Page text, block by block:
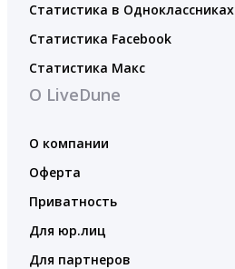
Статистика в Одноклассниках
Статистика Facebook
Статистика Макс
О LiveDune
О компании
Оферта
Приватность
Для юр.лиц
Для партнеров